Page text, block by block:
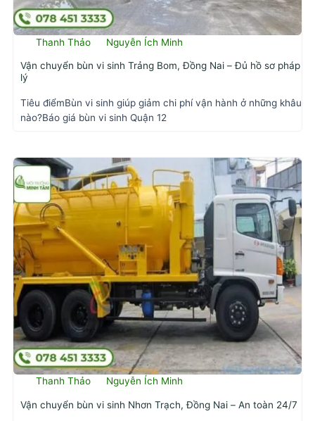
Thanh Thảo Nguyễn Ích Minh
Vận chuyển bùn vi sinh Trảng Bom, Đồng Nai – Đủ hồ sơ pháp
lý
Tiêu điểmBùn vi sinh giúp giảm chi phí vận hành ở những khâu
nào?Báo giá bùn vi sinh Quận 12
Thanh Thảo Nguyễn Ích Minh
Vận chuyển bùn vi sinh Nhơn Trạch, Đồng Nai – An toàn 24/7